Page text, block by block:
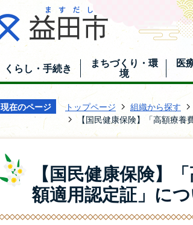
くらし・手続き
まちづくり・環
境
医
現在のページ トップページ 組織から探す
【国民健康保険】「高額療
【国民健康保険】
額適用認定証」に